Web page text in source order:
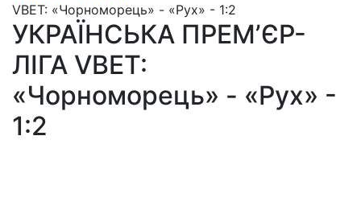
VBET: «Чорноморець» - «Рух» - 1:2
УКРАЇНСЬКА ПРЕМʼЄР-
ЛІГА VBET:
«Чорноморець» - «Рух» -
1:2